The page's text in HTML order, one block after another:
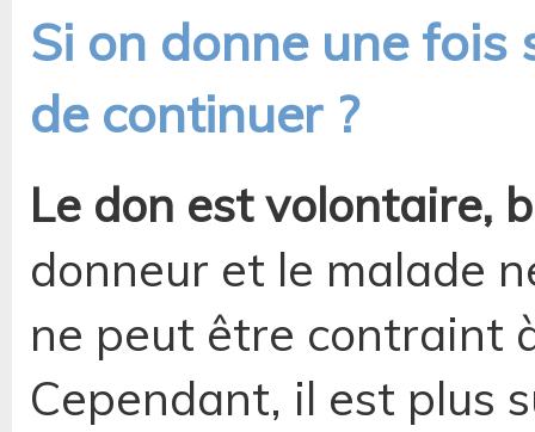
Si on donne une
de continuer ?
Le don est volontaire,
donneur et le malade
ne peut être contraint
Cependant, il est plus